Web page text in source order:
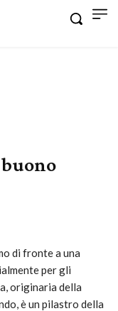
di fronte a una
per gli
originaria della
è un pilastro della